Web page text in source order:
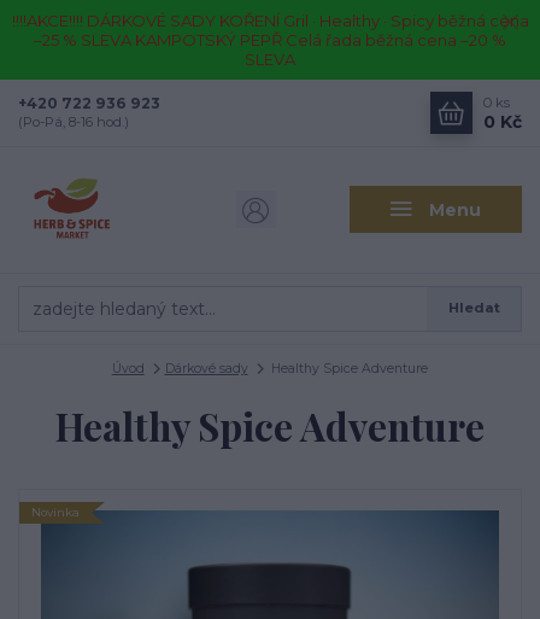
!!!!AKCE!!!! DÁRKOVÉ SADY KOŘENÍ Gril · Healthy · Spicy běžná cena
–25 % SLEVA KAMPOTSKÝ PEPŘ Celá řada běžná cena –20 %
SLEVA
Menu
Hledat
+420 722 936 923
(Po-Pá, 8-16 hod.)
0 ks
0 Kč
Úvod Dárkové sady Healthy Spice Adventure
Healthy Spice Adventure
Novinka